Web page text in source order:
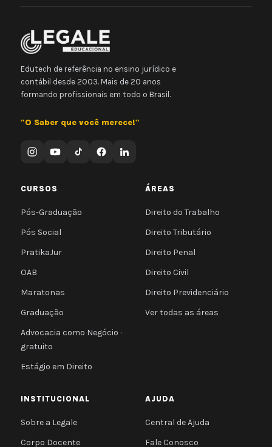
Edutech de referência no ensino jurídico e
contábil desde 2003. Mais de 20 anos
formando profissionais em todo o Brasil.
"O Saber que você merece!"
CURSOS
Pós-Graduação
Pós Social
PratikaJur
OAB
Maratonas
Graduação
Advocacia como Negócio ·
gratuito
Estágio em Direito
ÁREAS
Direito do Trabalho
Direito Tributário
Direito Penal
Direito Civil
Direito Previdenciário
Ver todas as áreas
INSTITUCIONAL
Sobre a Legale
Corpo Docente
AJUDA
Central de Ajuda
Fale Conosco